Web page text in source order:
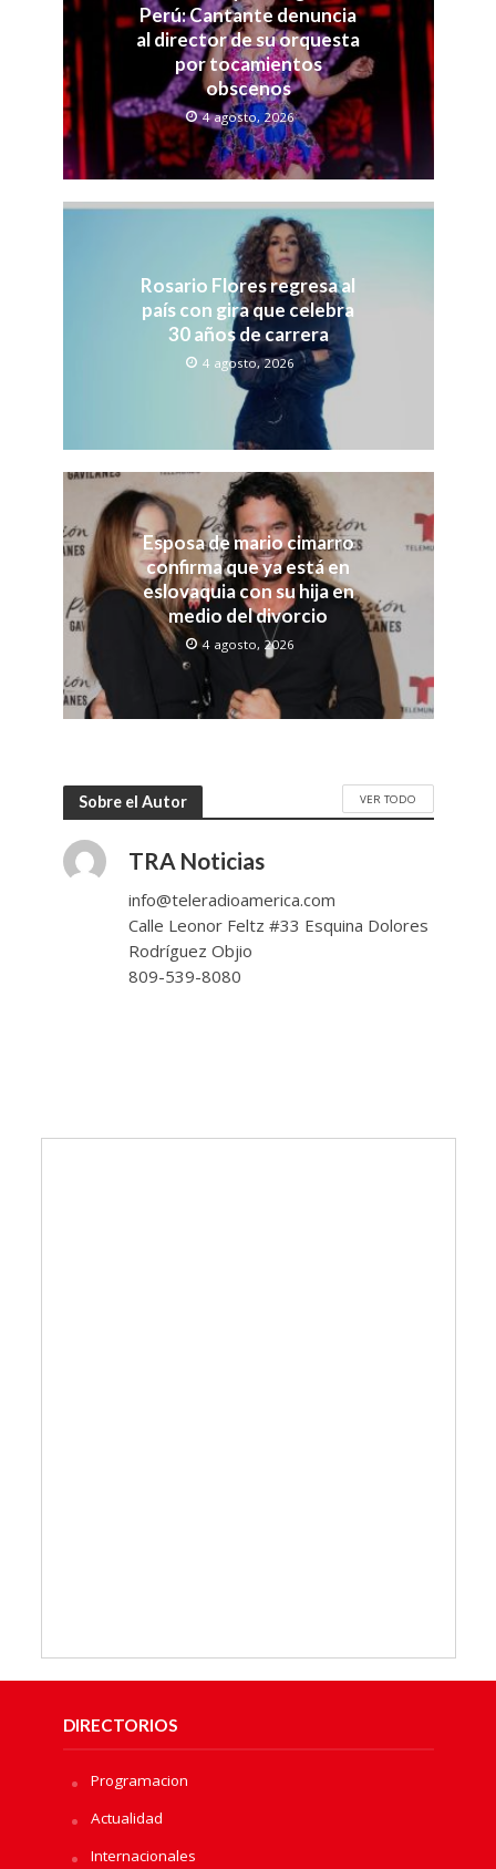
Perú: Cantante denuncia
al director de su orquesta
por tocamientos
obscenos
4 agosto, 2026
Rosario Flores regresa al
país con gira que celebra
30 años de carrera
4 agosto, 2026
Esposa de mario cimarro
confirma que ya está en
eslovaquia con su hija en
medio del divorcio
4 agosto, 2026
Sobre el Autor VER TODO
TRA Noticias
info@teleradioamerica.com
Calle Leonor Feltz #33 Esquina Dolores
Rodríguez Objio
809-539-8080
DIRECTORIOS
Programacion
Actualidad
Internacionales